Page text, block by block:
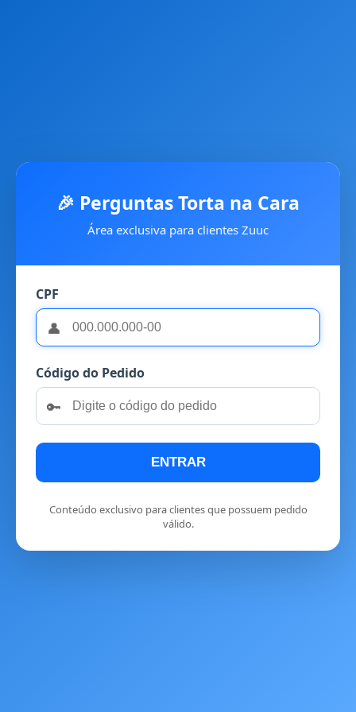
🎉 Perguntas Torta na Cara
Área exclusiva para clientes Zuuc
CPF
👤
Código do Pedido
🔑
ENTRAR
Conteúdo exclusivo para clientes que possuem pedido
válido.